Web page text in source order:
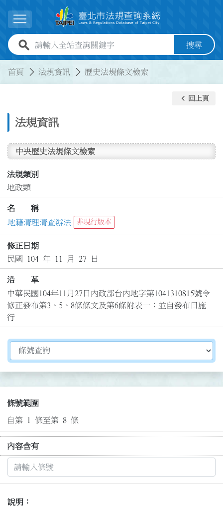
展開選單
全站查詢關鍵字欄位 搜尋
首頁 法規資訊 歷史法規條文檢索
法規資訊
keyboard_arrow_left 回上頁
中央歷史法規條文檢索
法規類別
地政類
名 稱
地籍清理清查辦法
非現行版本
修正日期
民國 104 年 11 月 27 日
沿 革
中華民國104年11月27日內政部台內地字第1041310815號令
修正發布第3、5、8條條文及第6條附表一；並自發布日施
行
切換選擇法規資訊內容
條號範圍
自第 1 條至第 8 條
內容含有
說明：